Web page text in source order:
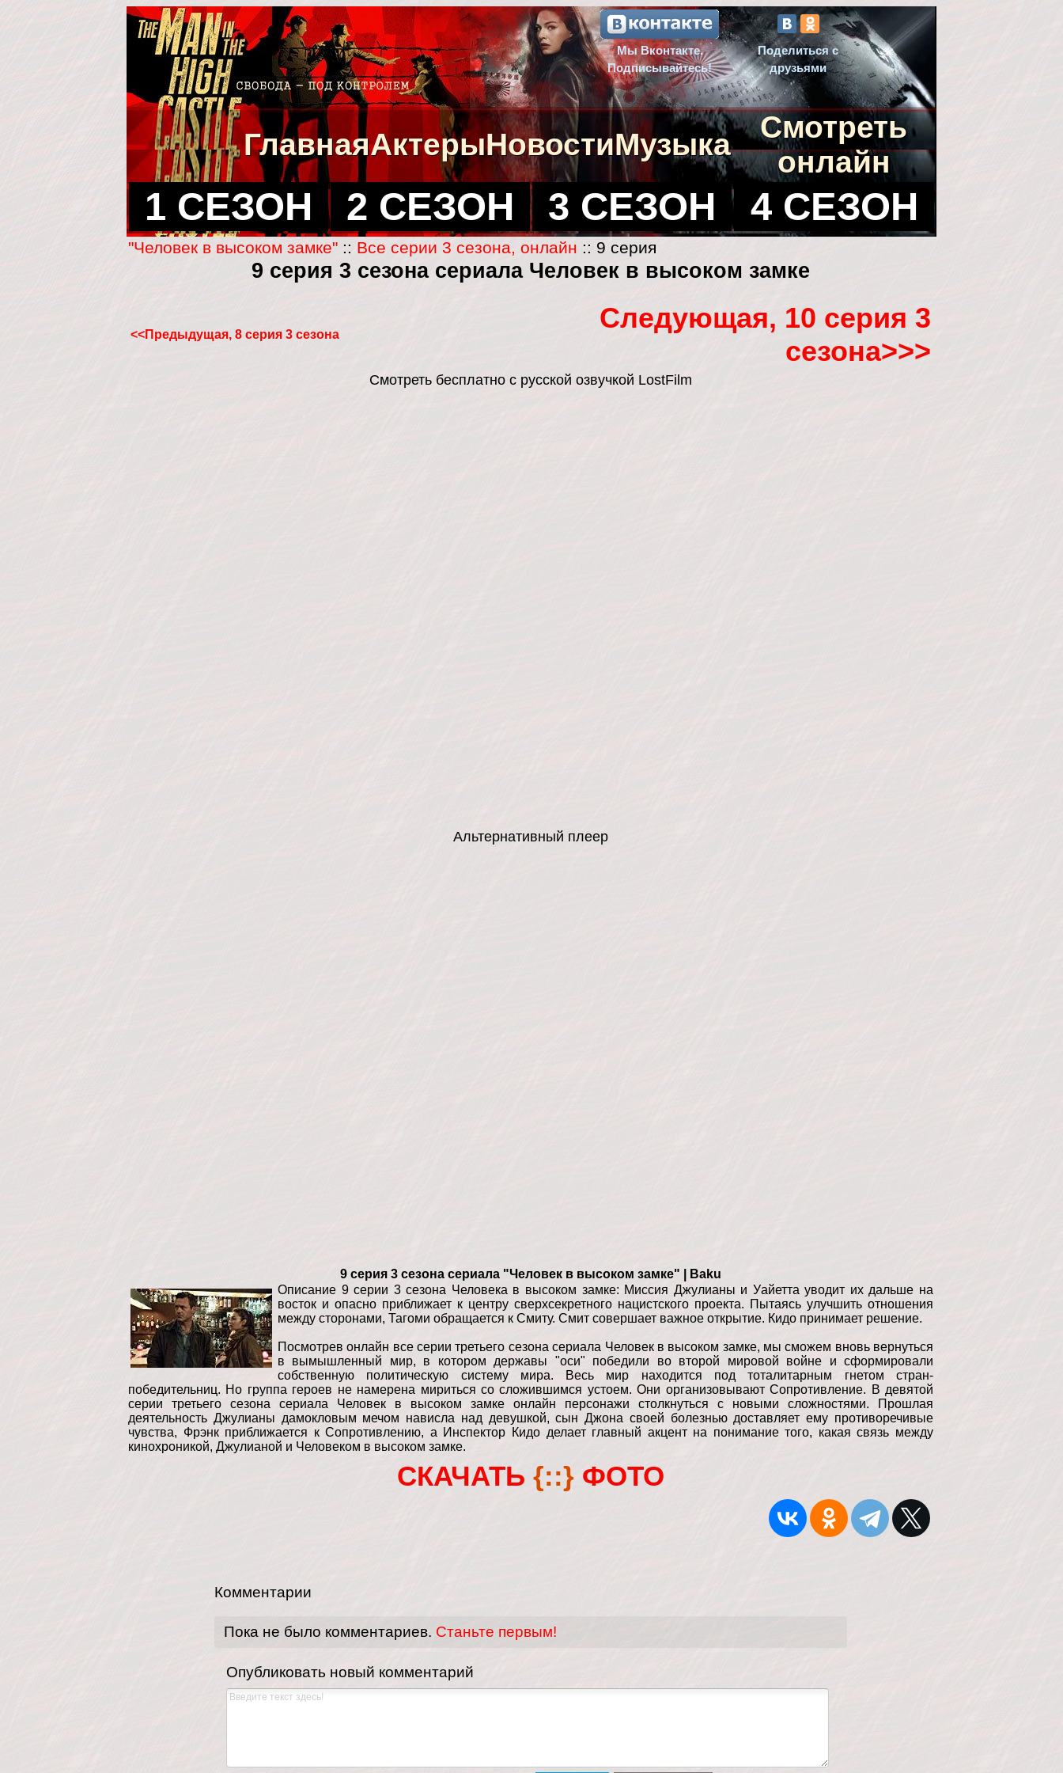
Мы Вконтакте.
Подписывайтесь!
Поделиться с
друзьями
ГлавнаяАктерыНовостиМузыка
Смотреть
онлайн
1 СЕЗОН 2 СЕЗОН 3 СЕЗОН 4 СЕЗОН
"Человек в высоком замке" :: Все серии 3 сезона, онлайн :: 9 серия
9 серия 3 сезона сериала Человек в высоком замке
<<Предыдущая, 8 серия 3 сезона
Следующая, 10 серия 3
сезона>>>
Смотреть бесплатно с русской озвучкой LostFilm
Альтернативный плеер
9 серия 3 сезона сериала "Человек в высоком замке" | Baku
Описание 9 серии 3 сезона Человека в высоком замке: Миссия Джулианы и Уайетта уводит их дальше на
восток и опасно приближает к центру сверхсекретного нацистского проекта. Пытаясь улучшить отношения
между сторонами, Тагоми обращается к Смиту. Смит совершает важное открытие. Кидо принимает решение.
Посмотрев онлайн все серии третьего сезона сериала Человек в высоком замке, мы сможем вновь вернуться
в вымышленный мир, в котором державы "оси" победили во второй мировой войне и сформировали
собственную политическую систему мира. Весь мир находится под тоталитарным гнетом стран-
победительниц. Но группа героев не намерена мириться со сложившимся устоем. Они организовывают Сопротивление. В девятой
серии третьего сезона сериала Человек в высоком замке онлайн персонажи столкнуться с новыми сложностями. Прошлая
деятельность Джулианы дамокловым мечом нависла над девушкой, сын Джона своей болезнью доставляет ему противоречивые
чувства, Фрэнк приближается к Сопротивлению, а Инспектор Кидо делает главный акцент на понимание того, какая связь между
кинохроникой, Джулианой и Человеком в высоком замке.
СКАЧАТЬ {::} ФОТО
Комментарии
Пока не было комментариев. Станьте первым!
Опубликовать новый комментарий